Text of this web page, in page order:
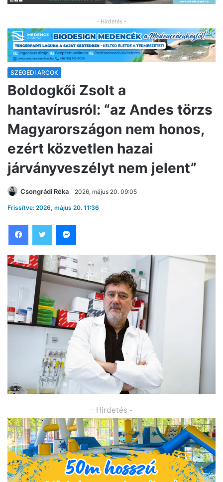
- Hirdetés -
SZEGEDI ARCOK
Boldogkői Zsolt a
hantavírusról: “az Andes törzs
Magyarországon nem honos,
ezért közvetlen hazai
járványveszélyt nem jelent”
Csongrádi Réka 2026, május 20. 09:05
Frissítve: 2026, május 20. 11:36
- Hirdetés -